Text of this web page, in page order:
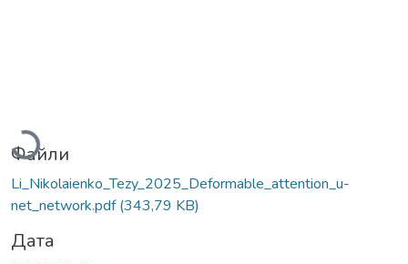
Вантажиться...
Файли
Li_Nikolaienko_Tezy_2025_Deformable_attention_u-
net_network.pdf(343,79 KB)
Дата